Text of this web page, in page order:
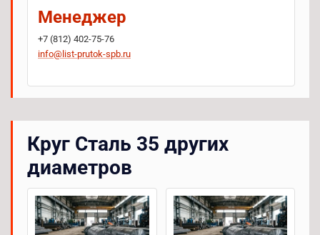
Менеджер
+7 (812) 402-75-76
info@list-prutok-spb.ru
Круг Сталь 35 других
диаметров